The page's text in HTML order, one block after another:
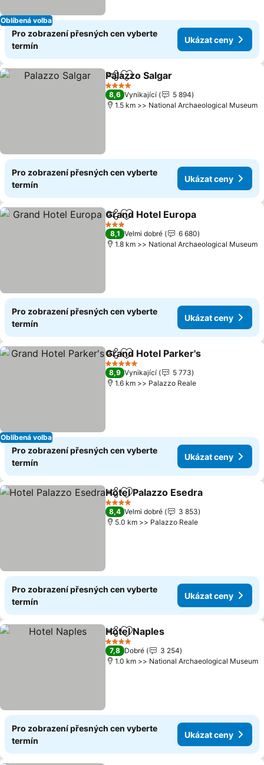
Oblíbená volba
Pro zobrazení přesných cen vyberte
termín
Ukázat ceny
SdíletPřidat na seznam oblíbených
Palazzo Salgar
4 Počet hvězdiček
8,6 Vynikající
5 894
1.5 km >> National Archaeological Museum
Pro zobrazení přesných cen vyberte
termín
Ukázat ceny
SdíletPřidat na seznam oblíbených
Grand Hotel Europa
3 Počet hvězdiček
8,1 Velmi dobré
6 680
1.8 km >> National Archaeological Museum
Pro zobrazení přesných cen vyberte
termín
Ukázat ceny
Oblíbená volba
SdíletPřidat na seznam oblíbených
Grand Hotel Parker's
5 Počet hvězdiček
8,9 Vynikající
5 773
1.6 km >> Palazzo Reale
Pro zobrazení přesných cen vyberte
termín
Ukázat ceny
SdíletPřidat na seznam oblíbených
Hotel Palazzo Esedra
4 Počet hvězdiček
8,4 Velmi dobré
3 853
5.0 km >> Palazzo Reale
Pro zobrazení přesných cen vyberte
termín
Ukázat ceny
SdíletPřidat na seznam oblíbených
Hotel Naples
4 Počet hvězdiček
7,8 Dobré
3 254
1.0 km >> National Archaeological Museum
Pro zobrazení přesných cen vyberte
termín
Ukázat ceny